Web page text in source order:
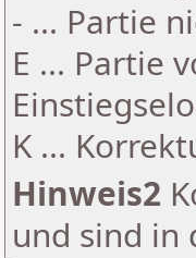
- ... Partie
E ... Partie
K ...
Hinweis2
und sind in